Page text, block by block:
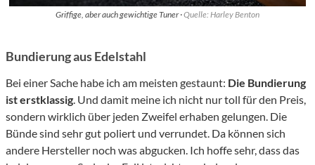
Griffige, aber auch gewichtige Tuner ·Quelle: Harley Benton
Bundierung aus Edelstahl
Bei einer Sache habe ich am meisten gestaunt: Die Bundierung
ist erstklassig . Und damit meine ich nicht nur toll für den Preis,
sondern wirklich über jeden Zweifel erhaben gelungen. Die
Bünde sind sehr gut poliert und verrundet. Da können sich
andere Hersteller noch was abgucken. Ich hoffe sehr, dass das